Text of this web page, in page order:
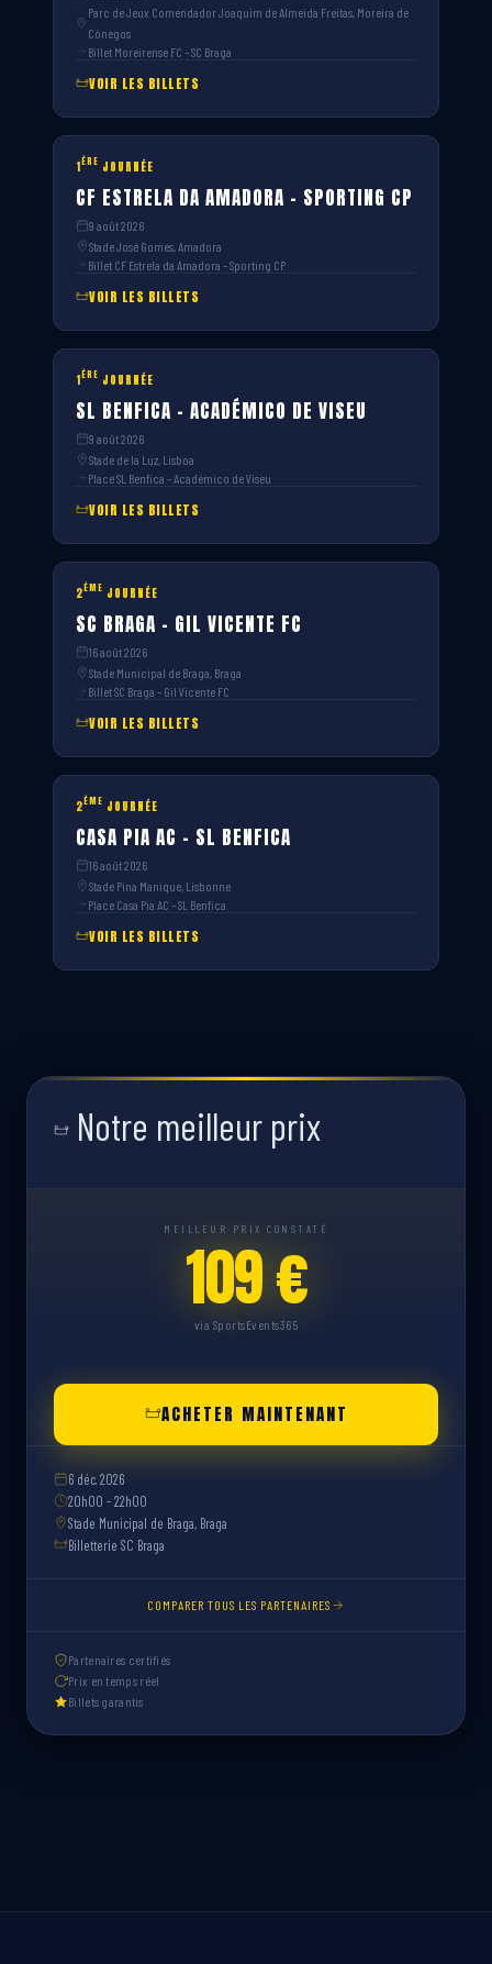
Parc de Jeux Comendador Joaquim de Almeida Freitas, Moreira de
Cónegos
Billet Moreirense FC – SC Braga
VOIR LES BILLETS
1ÈRE JOURNÉE
CF ESTRELA DA AMADORA – SPORTING CP
9 août 2026
Stade José Gomes, Amadora
Billet CF Estrela da Amadora – Sporting CP
VOIR LES BILLETS
1ÈRE JOURNÉE
SL BENFICA – ACADÉMICO DE VISEU
9 août 2026
Stade de la Luz, Lisboa
Place SL Benfica – Académico de Viseu
VOIR LES BILLETS
2ÈME JOURNÉE
SC BRAGA – GIL VICENTE FC
16 août 2026
Stade Municipal de Braga, Braga
Billet SC Braga – Gil Vicente FC
VOIR LES BILLETS
2ÈME JOURNÉE
CASA PIA AC – SL BENFICA
16 août 2026
Stade Pina Manique, Lisbonne
Place Casa Pia AC – SL Benfica
VOIR LES BILLETS
Notre meilleur prix
MEILLEUR PRIX CONSTATÉ
109 €
via SportsEvents365
ACHETER MAINTENANT
6 déc. 2026
20h00 - 22h00
Stade Municipal de Braga, Braga
Billetterie SC Braga
COMPARER TOUS LES PARTENAIRES
Partenaires certifiés
Prix en temps réel
Billets garantis